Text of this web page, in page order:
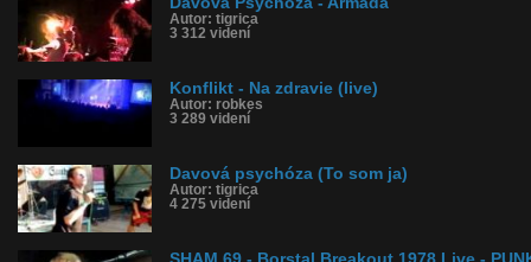
Autor: tigrica
3 312 videní
Konflikt - Na zdravie (live)
Autor: robkes
3 289 videní
Davová psychóza (To som ja)
Autor: tigrica
4 275 videní